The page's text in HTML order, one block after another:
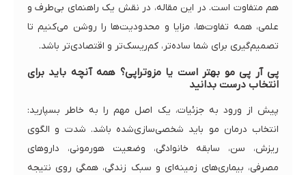
هم متفاوت است. در این مقاله، در نقش یک راهنمای بی‌طرف و
علمی، همه تفاوت‌ها، مزایا و محدودیت‌ها را روشن می‌کنیم تا
تصمیم‌گیری برای شما ساده‌تر، کم‌ریسک‌تر و اقتصادی‌تر باشد.
پی آر پی مو بهتر است یا مزوتراپی؟ همه آنچه باید برای
انتخاب درست بدانید
پیش از ورود به جزئیات، یک اصل مهم را به خاطر بسپارید:
انتخاب درمان مو باید شخصی‌سازی‌شده باشد. شدت و الگوی
ریزش، سن، سابقه خانوادگی، وضعیت هورمونی، داروهای
مصرفی، بیماری‌های زمینه‌ای و سبک زندگی، همگی روی نتیجه